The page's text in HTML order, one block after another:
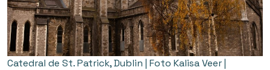
Catedral de St. Patrick, Dublin | Foto Kalisa Veer |